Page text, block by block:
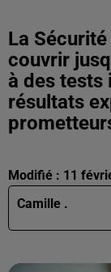
La
couvrir
à des tests
résultats
Modifié : 11
Camille .